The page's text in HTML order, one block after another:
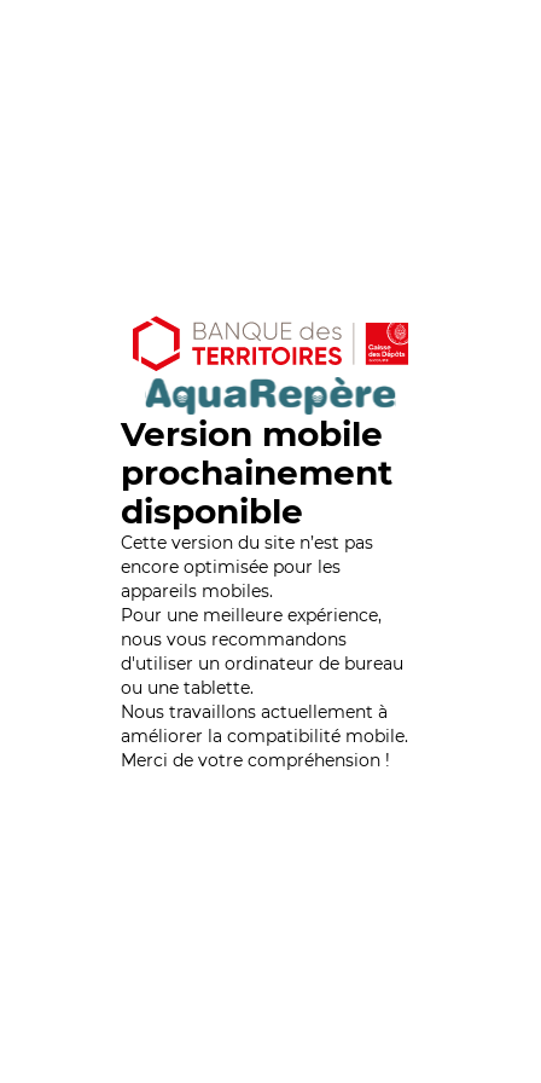
Version mobile
prochainement
disponible
Cette version du site n’est pas
encore optimisée pour les
appareils mobiles.
Pour une meilleure expérience,
nous vous recommandons
d'utiliser un ordinateur de bureau
ou une tablette.
Nous travaillons actuellement à
améliorer la compatibilité mobile.
Merci de votre compréhension !